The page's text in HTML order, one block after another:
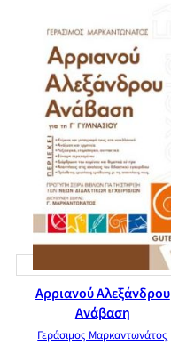
Αρριανού Αλεξάνδρου
Ανάβαση
Γεράσιμος Μαρκαντωνάτος